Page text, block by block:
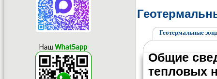
Геотермальные
Общие
тепловых